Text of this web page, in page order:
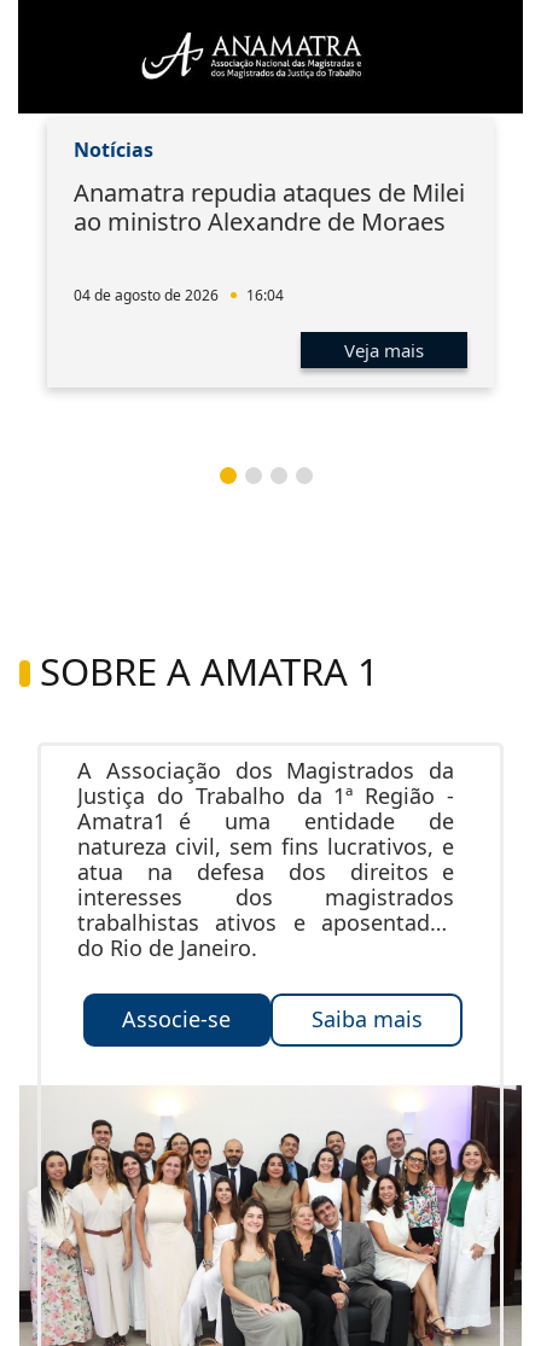
Notícias
Anamatra repudia ataques de Milei
ao ministro Alexandre de Moraes
04 de agosto de 2026 16:04
Veja mais
SOBRE A AMATRA 1
A Associação dos Magistrados da
Justiça do Trabalho da 1ª Região -
Amatra1 é uma entidade de
natureza civil, sem fins lucrativos, e
atua na defesa dos direitos e
interesses dos magistrados
trabalhistas ativos e aposentados
do Rio de Janeiro.
Associe-se Saiba mais